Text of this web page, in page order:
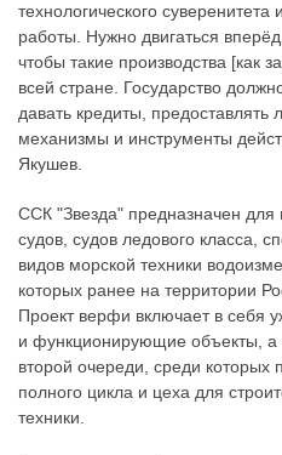
технологического
работы. Нужно двигаться
чтобы такие производства [как
всей стране. Государство
давать кредиты, предоставлять
механизмы и инструменты
Якушев.
ССК "Звезда" предназначен для
судов, судов ледового класса,
видов морской техники
которых ранее на территории
Проект верфи включает в себя
и функционирующие объекты, а
второй очереди, среди которых
полного цикла и цеха для
техники.